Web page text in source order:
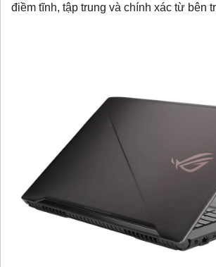
điềm tĩnh, tập trung và chính xác từ bên